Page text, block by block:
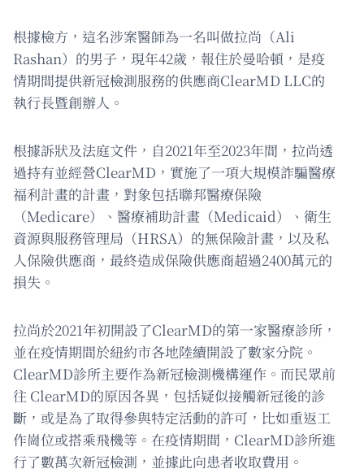
根據檢方，這名涉案醫師為一名叫做拉尚（Ali
Rashan）的男子，現年42歲，報住於曼哈頓，是疫
情期間提供新冠檢測服務的供應商ClearMD LLC的
執行長暨創辦人。
根據訴狀及法庭文件，自2021年至2023年間，拉尚透
過持有並經營ClearMD，實施了一項大規模詐騙醫療
福利計畫的計畫，對象包括聯邦醫療保險
（Medicare）、醫療補助計畫（Medicaid）、衛生
資源與服務管理局（HRSA）的無保險計畫，以及私
人保險供應商，最終造成保險供應商超過2400萬元的
損失。
拉尚於2021年初開設了ClearMD的第一家醫療診所，
並在疫情期間於紐約市各地陸續開設了數家分院。
ClearMD診所主要作為新冠檢測機構運作。而民眾前
往 ClearMD的原因各異，包括疑似接觸新冠後的診
斷，或是為了取得參與特定活動的許可，比如重返工
作崗位或搭乘飛機等。在疫情期間，ClearMD診所進
行了數萬次新冠檢測，並據此向患者收取費用。